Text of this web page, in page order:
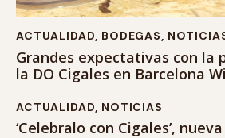
ACTUALIDAD, BODEGAS,
Grandes expectativas con la
la DO Cigales en Barcelona
ACTUALIDAD NOTICIAS
‘Celebralo con Cigales’,